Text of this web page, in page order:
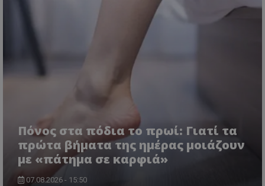
Πόνος στα πόδια το πρωί: Γιατί τα
πρώτα βήματα της ημέρας μοιάζουν
με «πάτημα σε καρφιά»
07.08.2026 - 15:50